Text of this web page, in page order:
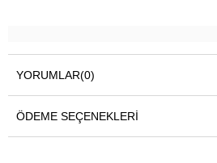
YORUMLAR(0)
ÖDEME SEÇENEKLERI